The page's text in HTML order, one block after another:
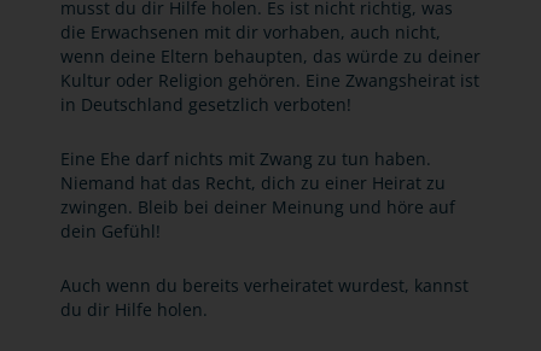
musst du dir Hilfe holen. Es ist nicht richtig, was
die Erwachsenen mit dir vorhaben, auch nicht,
wenn deine Eltern behaupten, das würde zu deiner
Kultur oder Religion gehören. Eine Zwangsheirat ist
in Deutschland gesetzlich verboten!
Eine Ehe darf nichts mit Zwang zu tun haben.
Niemand hat das Recht, dich zu einer Heirat zu
zwingen. Bleib bei deiner Meinung und höre auf
dein Gefühl!
Auch wenn du bereits verheiratet wurdest, kannst
du dir Hilfe holen.